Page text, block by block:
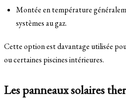
Montée en température
systèmes au gaz.
Cette option est davantage utilisée
ou certaines piscines intérieures.
Les panneaux solaires